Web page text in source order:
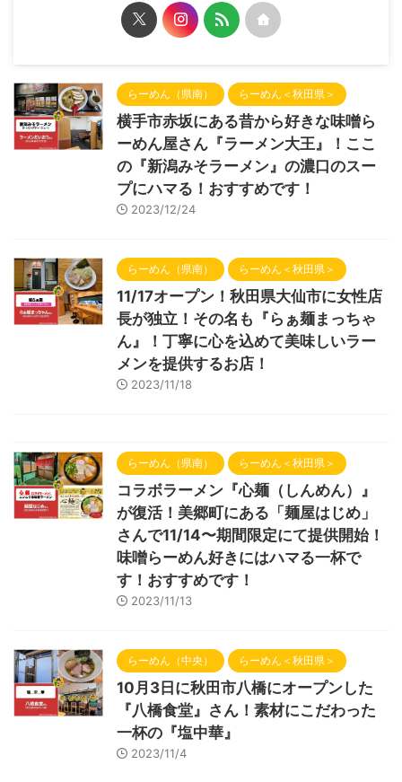
らーめん（県南） らーめん＜秋田県＞
横手市赤坂にある昔から好きな味噌ら
ーめん屋さん『ラーメン大王』！ここ
の『新潟みそラーメン』の濃口のスー
プにハマる！おすすめです！
2023/12/24
らーめん（県南） らーめん＜秋田県＞
11/17オープン！秋田県大仙市に女性店
長が独立！その名も『らぁ麺まっちゃ
ん』！丁寧に心を込めて美味しいラー
メンを提供するお店！
2023/11/18
らーめん（県南） らーめん＜秋田県＞
コラボラーメン『心麺（しんめん）』
が復活！美郷町にある「麺屋はじめ」
さんで11/14〜期間限定にて提供開始！
味噌らーめん好きにはハマる一杯で
す！おすすめです！
2023/11/13
らーめん（中央） らーめん＜秋田県＞
10月3日に秋田市八橋にオープンした
『八橋食堂』さん！素材にこだわった
一杯の『塩中華』
2023/11/4